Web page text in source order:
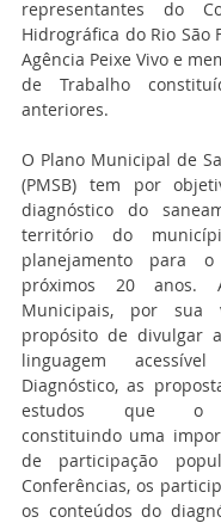
representantes do
Hidrográfica do Rio São
Agência Peixe Vivo e
de Trabalho
anteriores.
O Plano Municipal de
(PMSB) tem por
diagnóstico do
território do
planejamento para
próximos 20 anos.
Municipais, por sua
propósito de divulgar
linguagem
Diagnóstico, as
estudos que o
constituindo uma
de participação
Conferências, os
os conteúdos do